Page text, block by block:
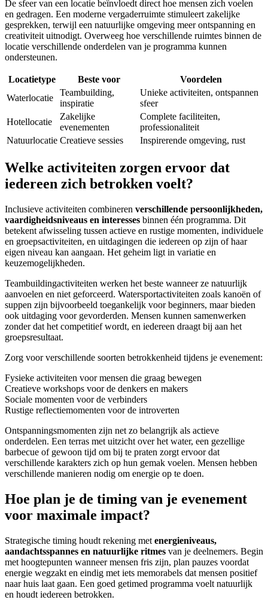
De sfeer van een locatie beïnvloedt direct hoe mensen zich voelen
en gedragen. Een moderne vergaderruimte stimuleert zakelijke
gesprekken, terwijl een natuurlijke omgeving meer ontspanning en
creativiteit uitnodigt. Overweeg hoe verschillende ruimtes binnen de
locatie verschillende onderdelen van je programma kunnen
ondersteunen.
Locatietype Beste voor
Voordelen
Waterlocatie
Teambuilding,
inspiratie
Unieke activiteiten, ontspannen
sfeer
Hotellocatie
Zakelijke
evenementen
Complete faciliteiten,
professionaliteit
Natuurlocatie Creatieve sessies Inspirerende omgeving, rust
Welke activiteiten zorgen ervoor dat
iedereen zich betrokken voelt?
Inclusieve activiteiten combineren verschillende persoonlijkheden,
vaardigheidsniveaus en interesses binnen één programma. Dit
betekent afwisseling tussen actieve en rustige momenten, individuele
en groepsactiviteiten, en uitdagingen die iedereen op zijn of haar
eigen niveau kan aangaan. Het geheim ligt in variatie en
keuzemogelijkheden.
Teambuildingactiviteiten werken het beste wanneer ze natuurlijk
aanvoelen en niet geforceerd. Watersportactiviteiten zoals kanoën of
suppen zijn bijvoorbeeld toegankelijk voor beginners, maar bieden
ook uitdaging voor gevorderden. Mensen kunnen samenwerken
zonder dat het competitief wordt, en iedereen draagt bij aan het
groepsresultaat.
Zorg voor verschillende soorten betrokkenheid tijdens je evenement:
Fysieke activiteiten voor mensen die graag bewegen
Creatieve workshops voor de denkers en makers
Sociale momenten voor de verbinders
Rustige reflectiemomenten voor de introverten
Ontspanningsmomenten zijn net zo belangrijk als actieve
onderdelen. Een terras met uitzicht over het water, een gezellige
barbecue of gewoon tijd om bij te praten zorgt ervoor dat
verschillende karakters zich op hun gemak voelen. Mensen hebben
verschillende manieren nodig om energie op te doen.
Hoe plan je de timing van je evenement
voor maximale impact?
Strategische timing houdt rekening met energieniveaus,
aandachtsspannes en natuurlijke ritmes van je deelnemers. Begin
met hoogtepunten wanneer mensen fris zijn, plan pauzes voordat
energie wegzakt en eindig met iets memorabels dat mensen positief
naar huis laat gaan. Een goed getimed programma voelt natuurlijk
en houdt iedereen betrokken.